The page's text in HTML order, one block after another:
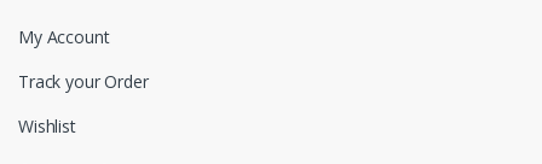
My Account
Track your Order
Wishlist